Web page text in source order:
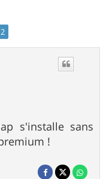
2
s'installe sans
!